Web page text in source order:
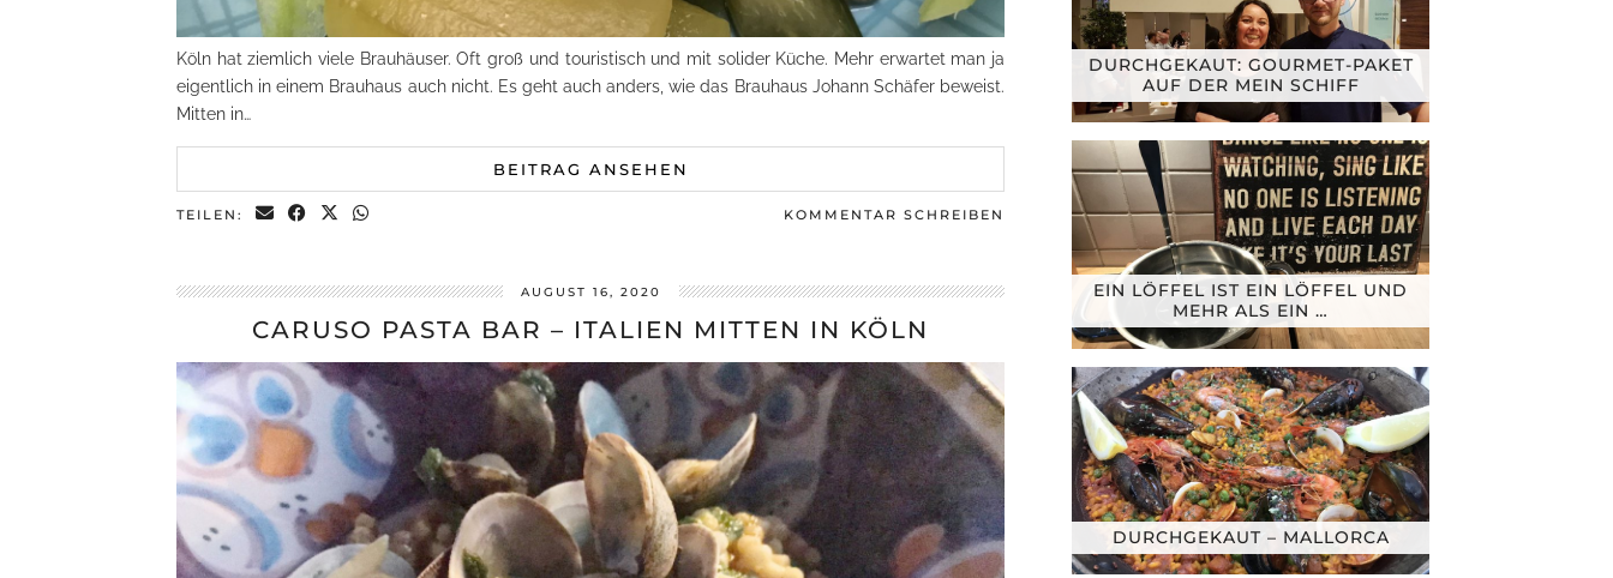
Köln hat ziemlich viele Brauhäuser. Oft groß und touristisch und mit solider Küche. Mehr erwartet man ja
eigentlich in einem Brauhaus auch nicht. Es geht auch anders, wie das Brauhaus Johann Schäfer beweist.
Mitten in…
BEITRAG ANSEHEN
TEILEN: KOMMENTAR SCHREIBEN
AUGUST 16, 2020
CARUSO PASTA BAR – ITALIEN MITTEN IN KÖLN
DURCHGEKAUT: GOURMET-PAKET
AUF DER MEIN SCHIFF
EIN LÖFFEL IST EIN LÖFFEL UND
MEHR ALS EIN …
DURCHGEKAUT – MALLORCA